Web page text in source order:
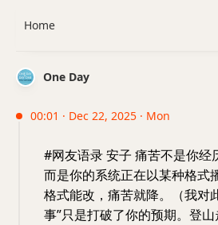
One Day
00:01 · Dec 22, 2025 · Mon
#网友语录 安子 痛苦不是你经
而是你的系统正在以某种格式
格式能改，痛苦就降。（我对
事”只是打破了你的预期。登
Home